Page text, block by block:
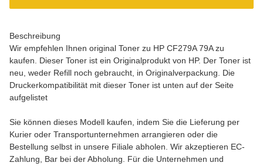
Beschreibung
Wir empfehlen Ihnen original Toner zu HP CF279A 79A zu
kaufen. Dieser Toner ist ein Originalprodukt von HP. Der Toner ist
neu, weder Refill noch gebraucht, in Originalverpackung. Die
Druckerkompatibilität mit dieser Toner ist unten auf der Seite
aufgelistet
Sie können dieses Modell kaufen, indem Sie die Lieferung per
Kurier oder Transportunternehmen arrangieren oder die
Bestellung selbst in unsere Filiale abholen. Wir akzeptieren EC-
Zahlung, Bar bei der Abholung. Für die Unternehmen und